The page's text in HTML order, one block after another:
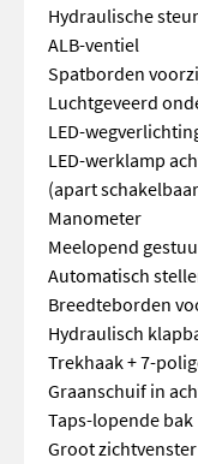
Hydraulische
ALB-ventiel
Spatborden
Luchtgeveerd
LED-
LED-werklamp
(apart
Manometer
Meelopend
Automatisch
Breedteborden
Hydraulisch
Trekhaak + 7-
Graanschuif in
Taps-lopende bak
Groot